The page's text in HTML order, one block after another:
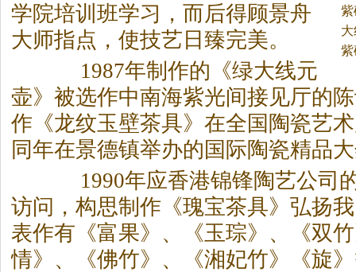
学院培训班学习，而后得顾景舟
大师指点，使技艺日臻完美。
1987年制作的《绿大线元
壶》被选作中南海紫光间接见厅的
作《龙纹玉壁茶具》在全国陶瓷艺
同年在景德镇举办的国际陶瓷精品
1990年应香港锦锋陶艺公司
访问，构思制作《瑰宝茶具》弘扬
表作有《富果》、《玉琮》、《双
情》、《佛竹》、《湘妃竹》《旋